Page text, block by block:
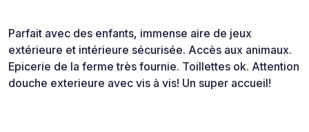
Parfait avec des enfants, immense aire de jeux
extérieure et intérieure sécurisée. Accès aux animaux.
Epicerie de la ferme très fournie. Toillettes ok. Attention
douche exterieure avec vis à vis! Un super accueil!